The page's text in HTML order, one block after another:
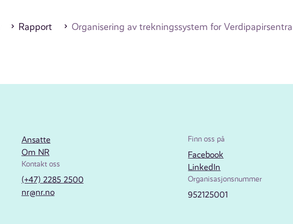
Rapport Organisering av trekningssystem for
Ansatte
Om NR
Kontakt oss
(+47) 2285 2500
nr@nr.no
Finn oss på
Facebook
LinkedIn
Organisasjonsnummer
952125001